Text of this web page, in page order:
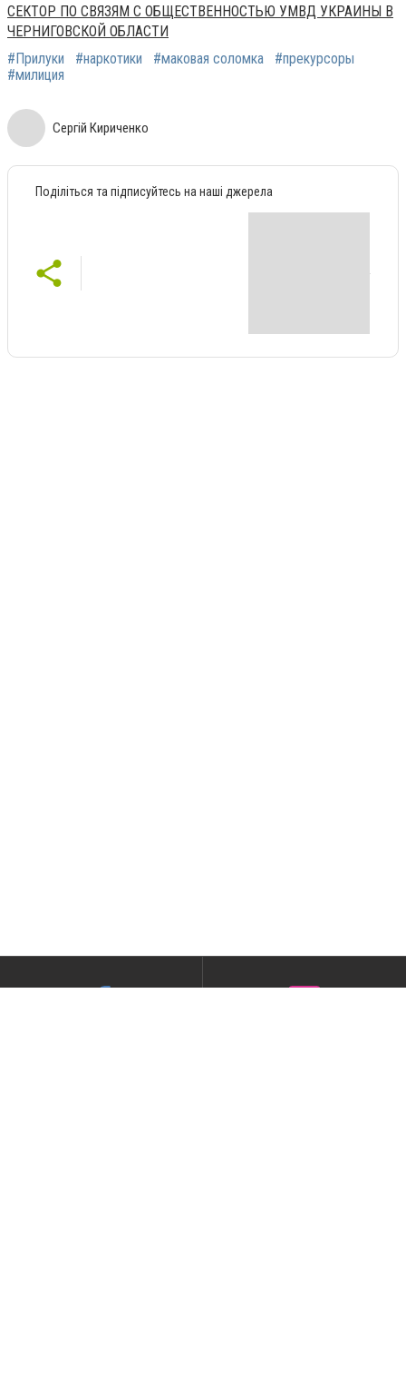
СЕКТОР ПО СВЯЗЯМ С ОБЩЕСТВЕННОСТЬЮ УМВД УКРАИНЫ В
ЧЕРНИГОВСКОЙ ОБЛАСТИ
#Прилуки
#наркотики #маковая соломка
#прекурсоры
#милиция
Сергій Кириченко
Поділіться та підписуйтесь на наші джерела